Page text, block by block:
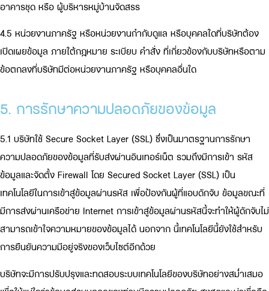
อาคารชุด หรือ ผู้บริหารหมู่บ้านจัดสรร
4.5 หน่วยงานภาครัฐ หรือหน่วยงานกำกับดูแล หรือบุคคลใดที่บริษัทต้อง
เปิดเผยข้อมูล ภายใต้กฎหมาย ระเบียบ คำสั่ง ที่เกี่ยวข้องกับบริษัทหรือตาม
ข้อตกลงที่บริษัทมีต่อหน่วยงานภาครัฐ หรือบุคคลอื่นใด
5. การรักษาความปลอดภัยของข้อมูล
5.1 บริษัทใช้ Secure Socket Layer (SSL) ซึ่งเป็นมาตรฐานการรักษา
ความปลอดภัยของข้อมูลที่รับส่งผ่านอินเทอร์เน็ต รวมถึงมีการเข้า รหัส
ข้อมูลและจัดตั้ง Firewall โดย Secured Socket Layer (SSL) เป็น
เทคโนโลยีในการเข้าสู่ข้อมูลผ่านรหัส เพื่อป้องกันผู้ที่แอบดักจับ ข้อมูลขณะที่
มีการส่งผ่านเครือข่าย Internet การเข้าสู่ข้อมูลผ่านรหัสนี้จะทำให้ผู้ดักจับไม่
สามารถเข้าใจความหมายของข้อมูลได้ นอกจาก นี้เทคโนโลยีนี้ยังใช้สำหรับ
การยืนยันความมีอยู่จริงของเว็บไซต์อีกด้วย
บริษัทจะมีการปรับปรุงและทดสอบระบบเทคโนโลยีของบริษัทอย่างสม่ำเสมอ